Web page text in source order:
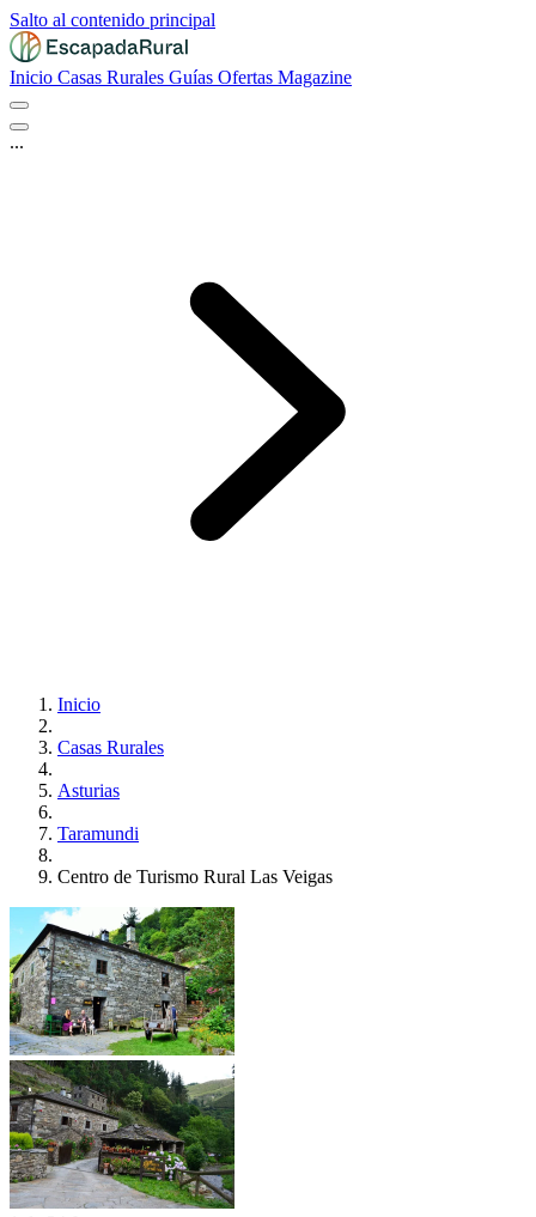
Salto al contenido principal
Inicio Casas Rurales Guías Ofertas Magazine
...
Inicio
Casas Rurales
Asturias
Taramundi
Centro de Turismo Rural Las Veigas